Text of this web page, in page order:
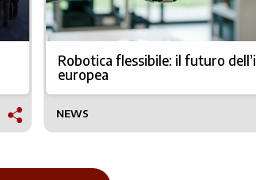
Robotica flessibile: il futuro
europea
NEWS